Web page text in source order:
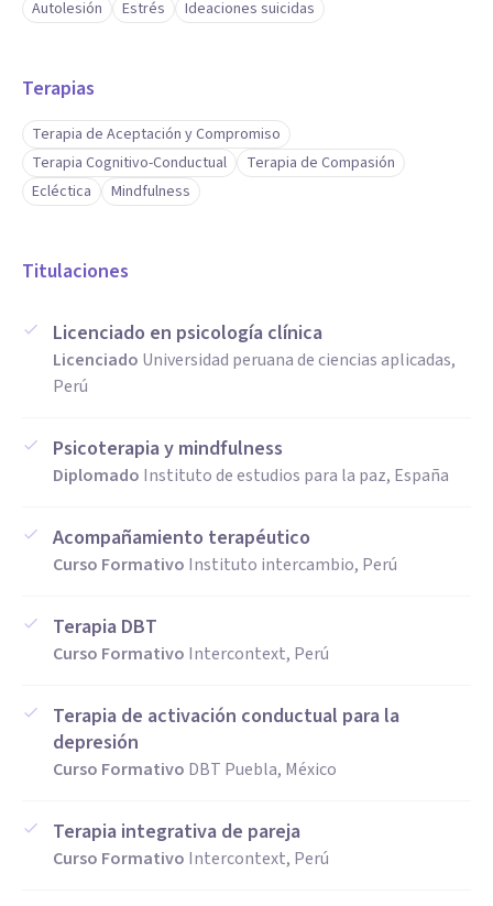
Autolesión Estrés Ideaciones suicidas
Terapias
Terapia de Aceptación y Compromiso
Terapia Cognitivo-Conductual
Terapia de Compasión
Ecléctica
Mindfulness
Titulaciones
Licenciado en psicología clínica
Licenciado Universidad peruana de ciencias aplicadas,
Perú
Psicoterapia y mindfulness
Diplomado Instituto de estudios para la paz, España
Acompañamiento terapéutico
Curso Formativo Instituto intercambio, Perú
Terapia DBT
Curso Formativo Intercontext, Perú
Terapia de activación conductual para la
depresión
Curso Formativo DBT Puebla, México
Terapia integrativa de pareja
Curso Formativo Intercontext, Perú